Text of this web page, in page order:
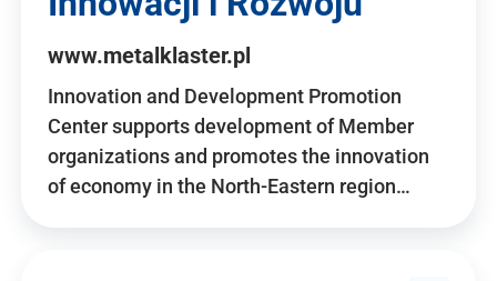
www.metalklaster.pl
Innovation and Development Promotion
Center supports development of Member
organizations and promotes the innovation
of economy in the North-Eastern region…